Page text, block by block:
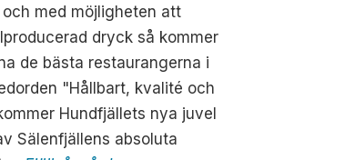
med möjligheten att
dryck så kommer
de bästa restaurangerna i
"Hållbart, kvalité och
Hundfjällets nya juvel
Sälenfjällens absoluta